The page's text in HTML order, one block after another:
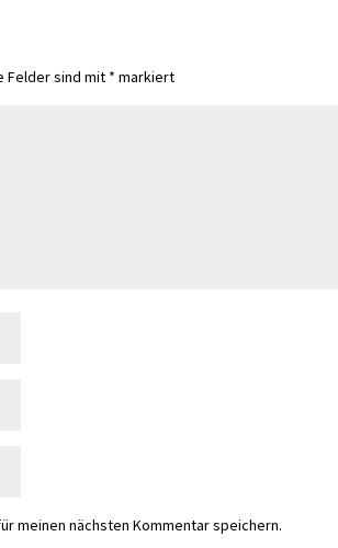
Felder sind mit * markiert
meinen nächsten Kommentar speichern.